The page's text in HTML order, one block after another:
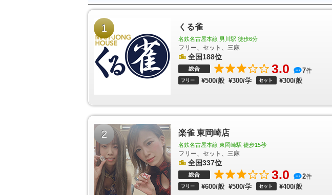
永和駅
弥富駅 近鉄弥富駅 伊奈駅 小田渕駅 国府駅 御油駅 名電赤坂駅 名電長沢駅
前後駅
左京山駅
東枇杷島駅
西枇杷島駅 二ツ杁駅 新川橋駅 須ヶ口駅 丸ノ内駅
今伊勢駅
石刀駅 新木曽川駅 黒田駅 木曽川堤駅 八幡駅
駅
桜井駅 米津駅 桜町前駅 西尾口駅 西尾駅
駅
西幡豆駅 東幡豆駅 こどもの国駅 西浦駅 形原駅 三河鹿島駅 碧南駅
河高浜駅
吉浜駅 小垣江駅 刈谷市駅 重原駅 三河知立駅 三河八橋駅 若林駅
上豊田駅 浄水駅 三好ヶ丘駅 黒笹駅 米野木駅
知多武豊駅
富貴駅 布土駅
町駅
東大手駅 清水駅 尼ヶ坂駅 森下駅 矢田駅
駅
印場駅 旭前駅 尾張旭駅 三郷駅 水野駅 新瀬戸駅 瀬戸市駅
青塚駅
勝幡駅 藤浪駅 津島駅 弥富口駅 五ノ三駅
山崎駅
玉野駅 萩原駅 二子駅 苅安賀駅 観音寺駅
井駅
西春駅 徳重・名古屋芸大駅 大山寺駅 岩倉駅 石仏駅 布袋駅 江南駅
駅
犬山遊園駅 富岡前駅 善師野駅 上飯田駅 味美駅 春日井駅 牛山駅
岡駅
田県神社前駅 楽田駅 羽黒駅 成田山駅 動物園駅 ささしまライブ駅 米野駅
1 くる雀
名鉄名古屋本線 男川駅 徒歩6分
フリー、セット、三麻
全国188位
総合 3.0 7件
フリー ¥500/般 ¥300/学 セット ¥300/般
2 楽雀 東岡崎店
名鉄名古屋本線 東岡崎駅 徒歩15秒
フリー、セット、三麻
全国337位
総合 3.0 2件
フリー ¥600/般 ¥500/学 セット ¥400/般